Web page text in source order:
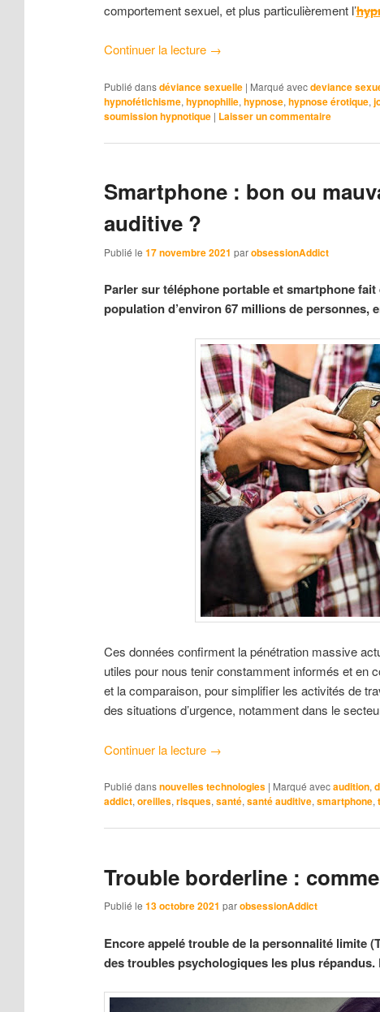
comportement sexuel, et plus particulièrement l’
Continuer la lecture →
Publié dans déviance sexuelle | Marqué avec deviance
hypnofétichisme, hypnophilie, hypnose, hypnose érotique,
soumission hypnotique | Laisser un commentaire
Smartphone : bon ou
auditive ?
Publié le 17 novembre 2021 parobsessionAddict
Parler sur téléphone portable et smartphone
population d’environ 67 millions de
Ces données confirment la pénétration massive
utiles pour nous tenir constamment informés et en
et la comparaison, pour simplifier les activités de
des situations d’urgence, notamment dans le
Continuer la lecture →
Publié dans nouvelles technologies | Marqué avec audition,
addict, oreilles, risques, santé, santé auditive, smartphone,
Trouble borderline :
Publié le 13 octobre 2021 parobsessionAddict
Encore appelé trouble de la personnalité limite
des troubles psychologiques les plus